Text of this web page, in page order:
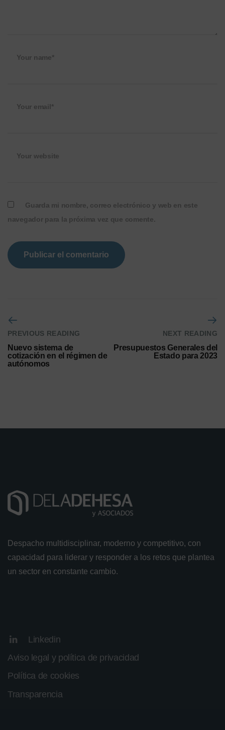
Your name*
Your email*
Your website
Guarda mi nombre, correo electrónico y web en este
navegador para la próxima vez que comente.
PREVIOUS READING
Nuevo sistema de
cotización en el régimen de
autónomos
NEXT READING
Presupuestos Generales del
Estado para 2023
Despacho multidisciplinar, moderno y competitivo, con
capacidad para liderar y responder a los retos que plantea
un sector en constante cambio.
Linkedin
Aviso legal y política de privacidad
Política de cookies
Transparencia